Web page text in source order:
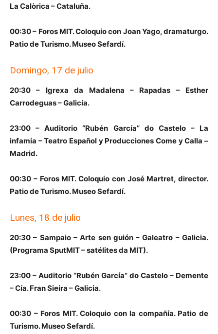
La Calòrica – Cataluña.
00:30 – Foros MIT. Coloquio con Joan Yago, dramaturgo.
Patio de Turismo. Museo Sefardí.
Domingo, 17 de julio
20:30 – Igrexa da Madalena – Rapadas – Esther
Carrodeguas – Galicia.
23:00 – Auditorio “Rubén García” do Castelo – La
infamia – Teatro Español y Producciones Come y Calla –
Madrid.
00:30 – Foros MIT. Coloquio con José Martret, director.
Patio de Turismo. Museo Sefardí.
Lunes, 18 de julio
20:30 – Sampaio – Arte sen guión – Galeatro – Galicia.
(Programa SputMIT – satélites da MIT).
23:00 – Auditorio “Rubén García” do Castelo – Demente
– Cía. Fran Sieira – Galicia.
00:30 – Foros MIT. Coloquio con la compañía. Patio de
Turismo. Museo Sefardí.